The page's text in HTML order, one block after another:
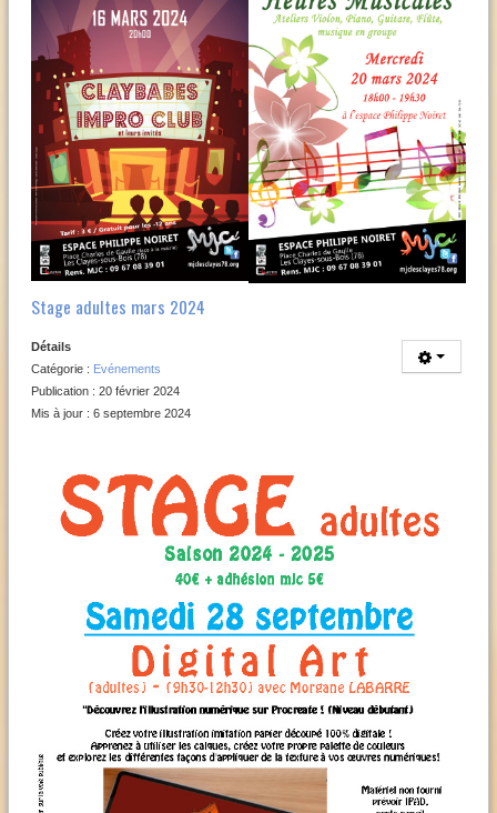
Stage adultes mars 2024
Détails
Catégorie : Evénements
Publication : 20 février 2024
Mis à jour : 6 septembre 2024